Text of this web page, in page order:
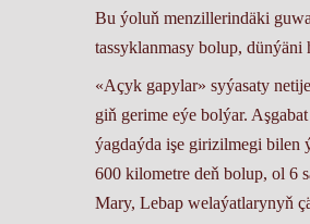
Bu ýoluň menzillerindäki
tassyklanmasy bolup, dünýäni
«Açyk gapylar» syýasaty
giň gerime eýe bolýar.
ýagdaýda işe girizilmegi
600 kilometre deň bolup, ol 6
Mary, Lebap welaýatlarynyň